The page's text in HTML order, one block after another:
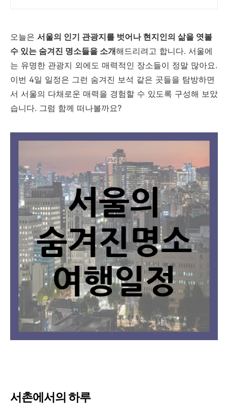
오늘은 서울의 인기 관광지를 벗어나 현지인의 삶을 엿볼
수 있는 숨겨진 명소들을 소개해드리려고 합니다. 서울에
는 유명한 관광지 외에도 매력적인 장소들이 정말 많아요.
이번 4일 일정은 그런 숨겨진 보석 같은 곳들을 탐방하면
서 서울의 다채로운 매력을 경험할 수 있도록 구성해 보았
습니다. 그럼 함께 떠나볼까요?
서촌에서의 하루